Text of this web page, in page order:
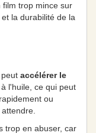
film trop mince sur
la durabilité de la
accélérer le
l'huile, ce qui peut
ou
trop en abuser, car